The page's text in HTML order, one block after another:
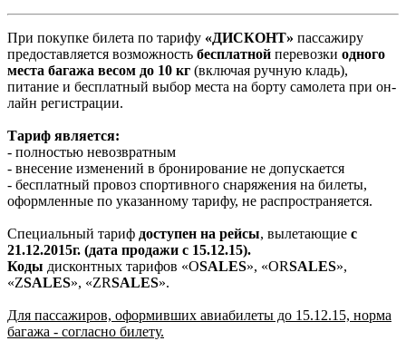
При покупке билета по тарифу «ДИСКОНТ» пассажиру
предоставляется возможность бесплатной перевозки одного
места багажа весом до 10 кг (включая ручную кладь),
питание и бесплатный выбор места на борту самолета при он-
лайн регистрации.
Тариф является:
- полностью невозвратным
- внесение изменений в бронирование не допускается
- бесплатный провоз спортивного снаряжения на билеты,
оформленные по указанному тарифу, не распространяется.
Специальный тариф доступен на рейсы, вылетающие с
21.12.2015г. (дата продажи с 15.12.15).
Коды дисконтных тарифов «OSALES», «ORSALES»,
«ZSALES», «ZRSALES».
Для пассажиров, оформивших авиабилеты до 15.12.15, норма
багажа - согласно билету.